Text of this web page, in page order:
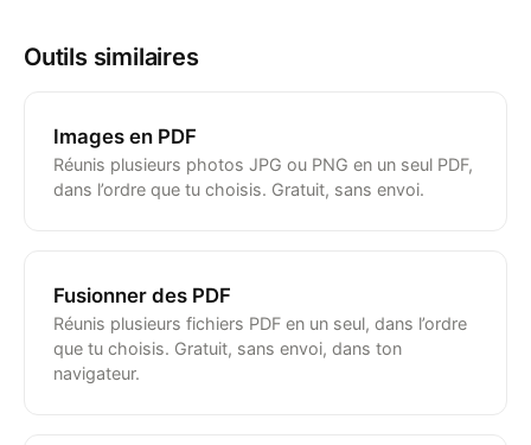
Outils similaires
Images en PDF
Réunis plusieurs photos JPG ou PNG en un seul PDF,
dans l’ordre que tu choisis. Gratuit, sans envoi.
Fusionner des PDF
Réunis plusieurs fichiers PDF en un seul, dans l’ordre
que tu choisis. Gratuit, sans envoi, dans ton
navigateur.